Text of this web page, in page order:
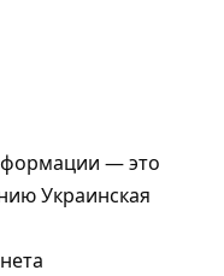
— это
Украинская